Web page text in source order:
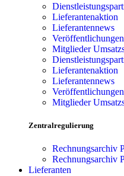
Lieferantenaktion
Lieferantennews
Veröffentlichungen
Mitglieder
Lieferantenaktion
Lieferantennews
Veröffentlichungen
Mitglieder
Zentralregulierung
Rechnungsarchiv
Rechnungsarchiv
Lieferanten